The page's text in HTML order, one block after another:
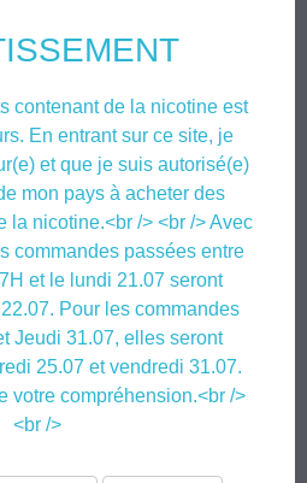
fruités
un des best seller de la gamme
defruits rouges, raisin, framboise
vos papilles indifférentes.
avec protection d’ouverture enfant,
vendus séparément).
et 50% Glycérine Végétale, d’arômes
est créé par Starvap et produit en France par
.
contenant de la nicotine est
En entrant sur ce site, je
et que je suis autorisé(e)
mon pays à acheter des
la nicotine.<br /> <br /> Avec
commandes passées entre
et le lundi 21.07 seront
Pour les commandes
Jeudi 31.07, elles seront
25.07 et vendredi 31.07.
votre compréhension.<br />
<br />